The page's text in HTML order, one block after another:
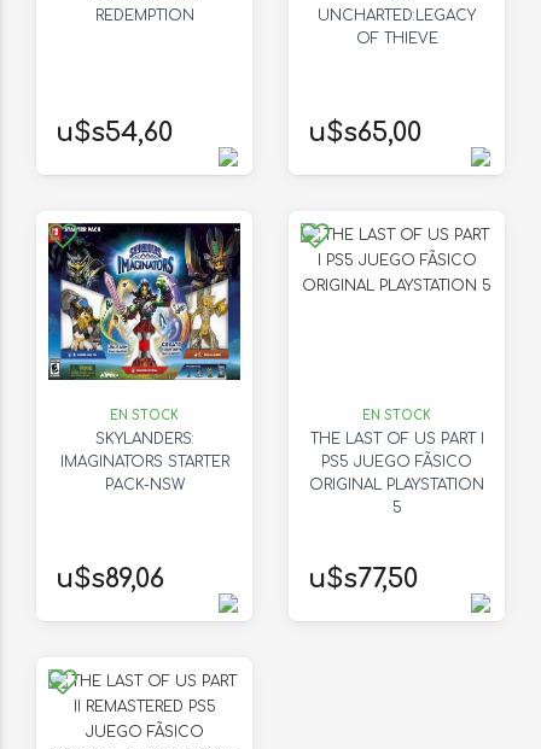
REDEMPTION
u$s54,60
UNCHARTED:LEGACY
OF THIEVE
u$s65,00
EN STOCK
SKYLANDERS:
IMAGINATORS STARTER
PACK-NSW
u$s89,06
EN STOCK
THE LAST OF US PART I
PS5 JUEGO FÃSICO
ORIGINAL PLAYSTATION
5
u$s77,50